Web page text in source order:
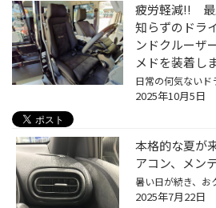
疲労軽減!!
知らずのドラ
ンドクルーザ
メドを装着し
2025年10月5日
本格的な夏が
アコン、メン
2025年7月22日